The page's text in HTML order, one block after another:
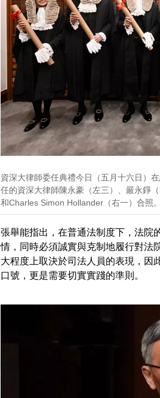
資深大律師委任典禮今日（五月十六日）
任的資深大律師陳永豪（左三）、嚴永錚
和Charles Simon Hollander（右一）合照
張舉能指出，在普通法制度下，法院
情，同時必須誠實與克制地履行對法
大程度上取決於司法人員的表現，因
口號，更是需要切實實踐的準則。